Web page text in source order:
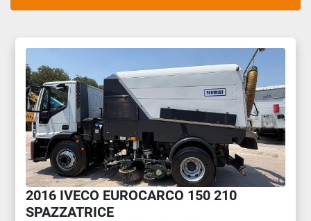
Spazzatrici stradali (1)
Ordina per
2016 IVECO EUROCARCO 150 210
SPAZZATRICE